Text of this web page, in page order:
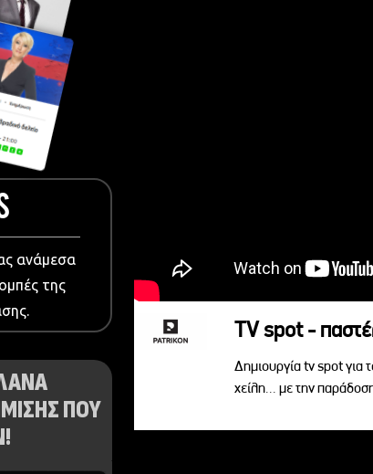
ανάμεσα
της
ΠΟΥ
TV spot -
Δημιουργία tv spot για
χείλη... με την